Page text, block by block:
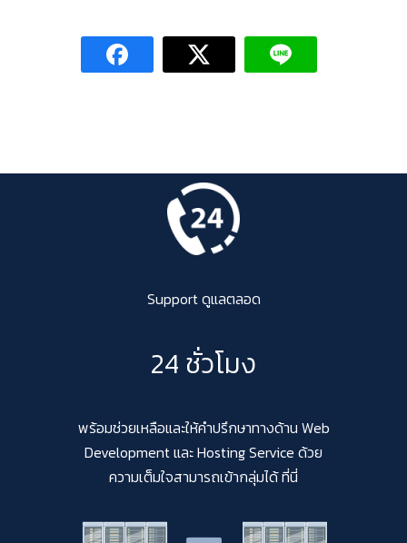
Support ดูแลตลอด
24 ชั่วโมง
พร้อมช่วยเหลือและให้คำปรึกษาทางด้าน Web
Development และ Hosting Service ด้วย
ความเต็มใจสามารถเข้ากลุ่มได้ ที่นี่